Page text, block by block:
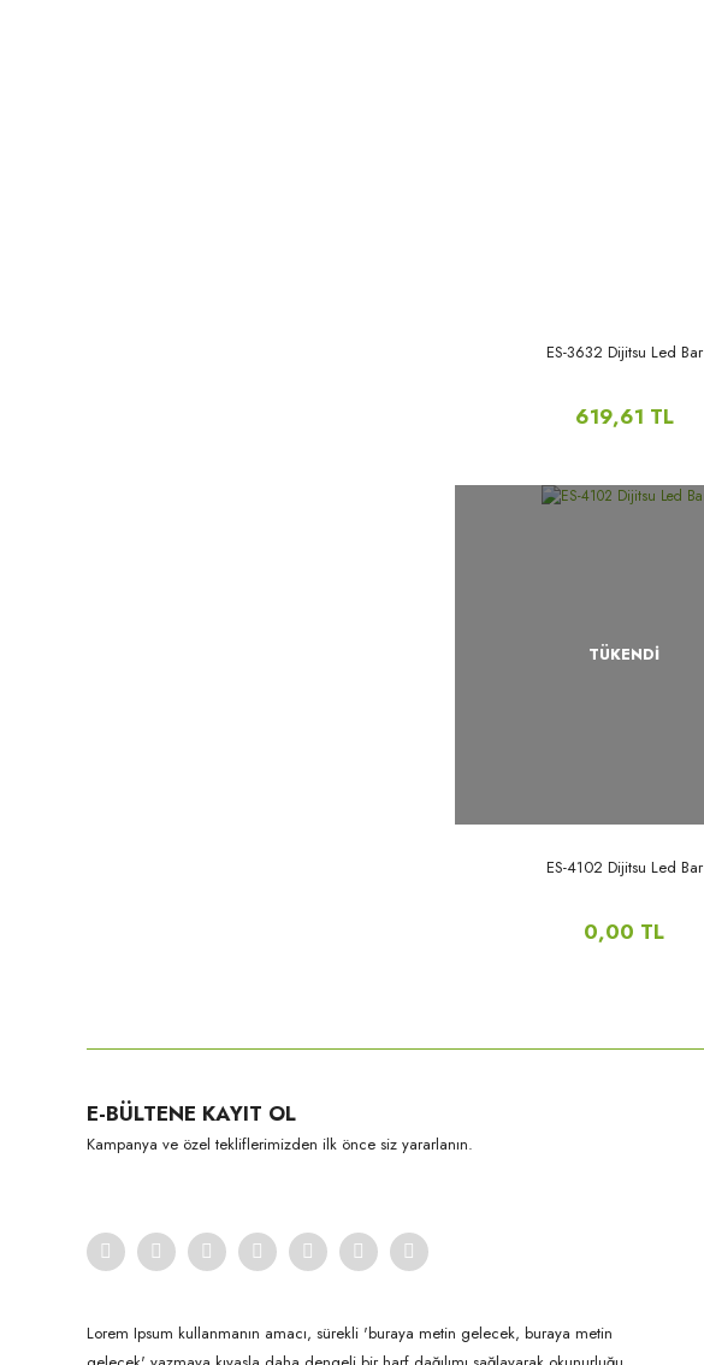
ES-3632 Dijitsu Led Bar
619,61 TL
TÜKENDİ
ES-4102 Dijitsu Led Bar
0,00 TL
E-BÜLTENE KAYIT OL
Kampanya ve özel tekliflerimizden ilk önce siz yararlanın.
Lorem Ipsum kullanmanın amacı, sürekli 'buraya metin gelecek, buraya metin